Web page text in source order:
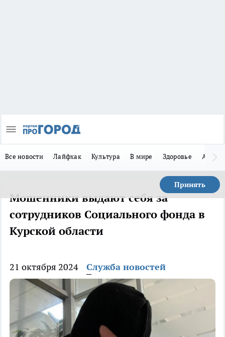
Все новости Лайфхак Культура В мире Здоровье Авто
Принять
Мошенники выдают себя за
сотрудников Социального фонда в
Курской области
21 октября 2024 Служба новостей